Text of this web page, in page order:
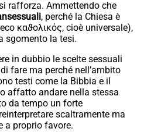
rafforza. Ammettendo che
, perché la Chiesa è
καϑολικός, cioè universale),
sgomento la tesi.
in dubbio le scelte sessuali
fare ma perché nell’ambito
testi come la Bibbia e il
affatto andare nella stessa
da tempo un forte
scaltramente ma
a proprio favore.